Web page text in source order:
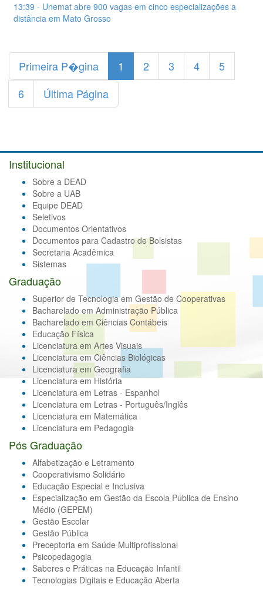
13:39 - Unemat abre 900 vagas em cinco especializações a
distância em Mato Grosso
Primeira P�gina 1 2 3 4
5
6
Última Página
Institucional
Sobre a DEAD
Sobre a UAB
Equipe DEAD
Seletivos
Documentos Orientativos
Documentos para Cadastro de Bolsistas
Secretaria Acadêmica
Sistemas
Graduação
Superior de Tecnologia em Gestão de Cooperativas
Bacharelado em Administração Pública
Bacharelado em Ciências Contábeis
Educação Física
Licenciatura em Artes Visuais
Licenciatura em Ciências Biológicas
Licenciatura em Geografia
Licenciatura em História
Licenciatura em Letras - Espanhol
Licenciatura em Letras - Português/Inglês
Licenciatura em Matemática
Licenciatura em Pedagogia
Pós Graduação
Alfabetização e Letramento
Cooperativismo Solidário
Educação Especial e Inclusiva
Especialização em Gestão da Escola Pública de Ensino
Médio (GEPEM)
Gestão Escolar
Gestão Pública
Preceptoria em Saúde Multiprofissional
Psicopedagogia
Saberes e Práticas na Educação Infantil
Tecnologias Digitais e Educação Aberta